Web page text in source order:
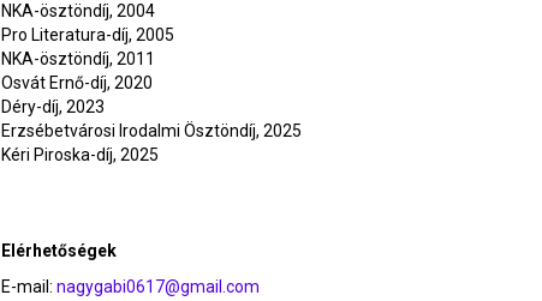
NKA-ösztöndíj, 2004
Pro Literatura-díj, 2005
NKA-ösztöndíj, 2011
Osvát Ernő-díj, 2020
Déry-díj, 2023
Erzsébetvárosi Irodalmi Ösztöndíj, 2025
Kéri Piroska-díj, 2025
Elérhetőségek
E-mail: nagygabi0617@gmail.com